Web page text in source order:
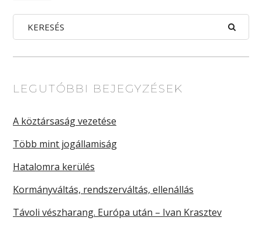
LEGUTÓBBI BEJEGYZÉSEK
A köztársaság vezetése
Több mint jogállamiság
Hatalomra kerülés
Kormányváltás, rendszerváltás, ellenállás
Távoli vészharang. Európa után – Ivan Krasztev